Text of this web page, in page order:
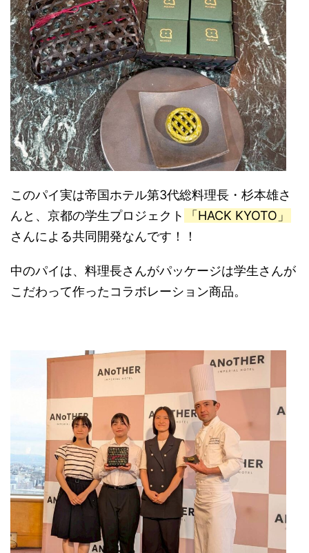
このパイ実は帝国ホテル第3代総料理長・杉本雄さ
んと、京都の学生プロジェクト
「HACK KYOTO」
さんによる共同開発なんです！！
中のパイは、料理長さんがパッケージは学生さんが
こだわって作ったコラボレーション商品。